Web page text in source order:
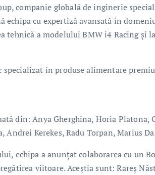
companie globală de inginerie
echipa cu expertiză avansată în
tehnică a modelului BMW i4 Racing și
specializat în produse alimentare
din: Anya Gherghina, Horia Platona,
Kerekes, Radu Torpan, Marius
echipa a anunțat colaborarea cu un
viitoare. Aceștia sunt: Rareș